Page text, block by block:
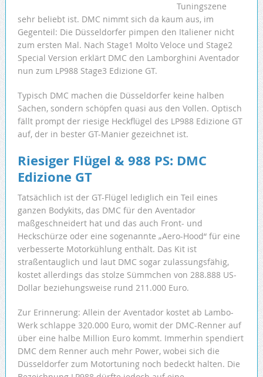
Tuningszene
sehr beliebt ist. DMC nimmt sich da kaum aus, im
Gegenteil: Die Düsseldorfer pimpen den Italiener nicht
zum ersten Mal. Nach Stage1 Molto Veloce und Stage2
Special Version erklärt DMC den Lamborghini Aventador
nun zum LP988 Stage3 Edizione GT.
Typisch DMC machen die Düsseldorfer keine halben
Sachen, sondern schöpfen quasi aus den Vollen. Optisch
fällt prompt der riesige Heckflügel des LP988 Edizione GT
auf, der in bester GT-Manier gezeichnet ist.
Riesiger Flügel & 988 PS: DMC
Edizione GT
Tatsächlich ist der GT-Flügel lediglich ein Teil eines
ganzen Bodykits, das DMC für den Aventador
maßgeschneidert hat und das auch Front- und
Heckschürze oder eine sogenannte „Aero-Hood“ für eine
verbesserte Motorkühlung enthält. Das Kit ist
straßentauglich und laut DMC sogar zulassungsfähig,
kostet allerdings das stolze Sümmchen von 288.888 US-
Dollar beziehungsweise rund 211.000 Euro.
Zur Erinnerung: Allein der Aventador kostet ab Lambo-
Werk schlappe 320.000 Euro, womit der DMC-Renner auf
über eine halbe Million Euro kommt. Immerhin spendiert
DMC dem Renner auch mehr Power, wobei sich die
Düsseldorfer zum Motortuning noch bedeckt halten. Die